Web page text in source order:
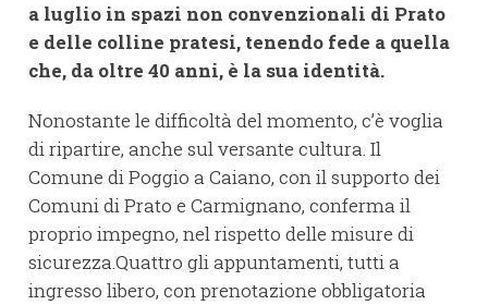
a luglio in spazi non convenzionali di Prato
e delle colline pratesi, tenendo fede a quella
che, da oltre 40 anni, è la sua identità.
Nonostante le difficoltà del momento, c’è voglia
di ripartire, anche sul versante cultura. Il
Comune di Poggio a Caiano, con il supporto dei
Comuni di Prato e Carmignano, conferma il
proprio impegno, nel rispetto delle misure di
sicurezza.Quattro gli appuntamenti, tutti a
ingresso libero, con prenotazione obbligatoria